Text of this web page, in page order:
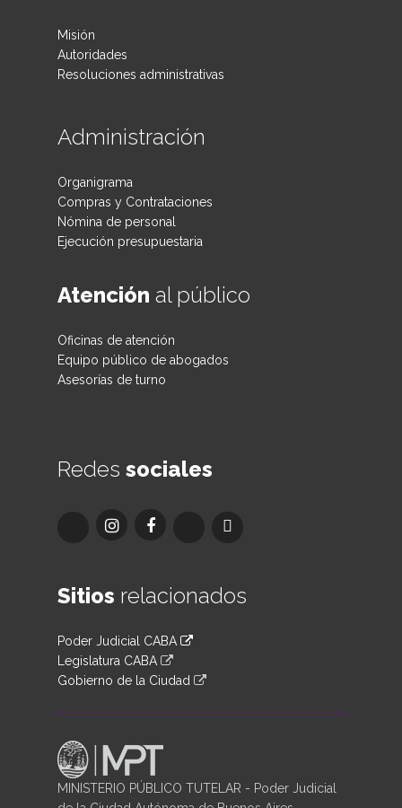
Misión
Autoridades
Resoluciones administrativas
Administración
Organigrama
Compras y Contrataciones
Nómina de personal
Ejecución presupuestaria
Atención al público
Oficinas de atención
Equipo público de abogados
Asesorías de turno
Redes sociales
Sitios relacionados
Poder Judicial CABA
Legislatura CABA
Gobierno de la Ciudad
MINISTERIO PÚBLICO TUTELAR - Poder Judicial